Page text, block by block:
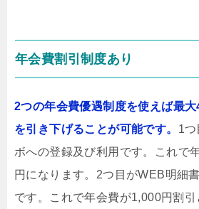
年会費割引制度あり
2つの年会費優遇制度を使えば最
を引き下げることが可能です。 1つ
ボへの登録及び利用です。これで
円になります。2つ目がWEB明細
です。これで年会費が1,000円割引